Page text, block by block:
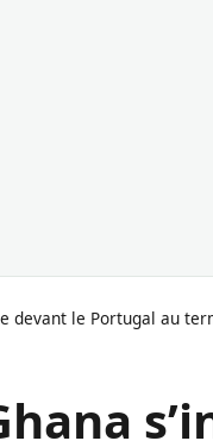
devant le Portugal au